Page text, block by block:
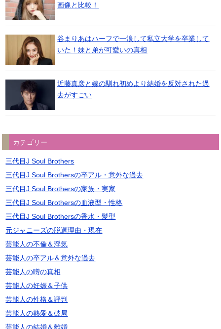
画像と比較！
谷まりあはハーフで一浪して私立大学を卒業して
いた！妹と弟が可愛いの真相
近藤真彦と嫁の馴れ初めより結婚を反対された過
去がすごい
カテゴリー
三代目J Soul Brothers
三代目J Soul Brothersの卒アル・意外な過去
三代目J Soul Brothersの家族・実家
三代目J Soul Brothersの血液型・性格
三代目J Soul Brothersの香水・髪型
元ジャニーズの脱退理由・現在
芸能人の不倫＆浮気
芸能人の卒アル＆意外な過去
芸能人の噂の真相
芸能人の妊娠＆子供
芸能人の性格＆評判
芸能人の熱愛＆破局
芸能人の結婚＆離婚